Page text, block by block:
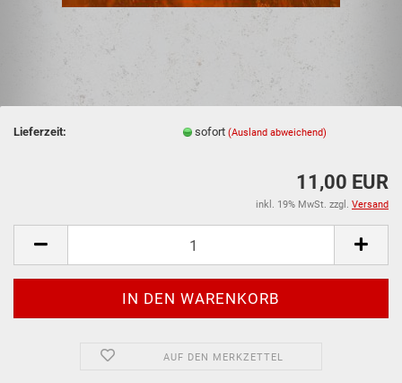
Lieferzeit: sofort(Ausland abweichend)
11,00 EUR
inkl. 19% MwSt. zzgl. Versand
AUF DEN MERKZETTEL